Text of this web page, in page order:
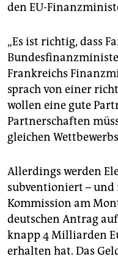
den EU-
„Es ist richtig, dass
Frankreichs
sprach von einer
wollen eine gute
Partnerschaften
gleichen
Allerdings werden
subventioniert – und
Kommission am
deutschen Antrag
knapp 4 Milliarden
erhalten hat. Das